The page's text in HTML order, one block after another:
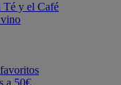
Té y el Café
vino
a 50€